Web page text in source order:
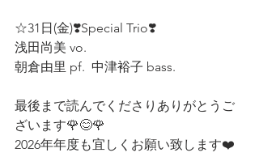
☆31日(金)❣️Special Trio❣️
浅田尚美 vo.
朝倉由里 pf.  中津裕子 bass.
最後まで読んでくださりありがとうご
ざいます🌹😊🌹
2026年年度も宜しくお願い致します❤️